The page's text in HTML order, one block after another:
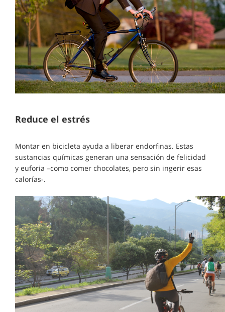
Reduce el estrés
Montar en bicicleta ayuda a liberar endorfinas. Estas
sustancias químicas generan una sensación de felicidad
y euforia –como comer chocolates, pero sin ingerir esas
calorías-.